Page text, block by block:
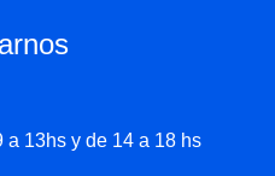
a 13hs y de 14 a 18 hs